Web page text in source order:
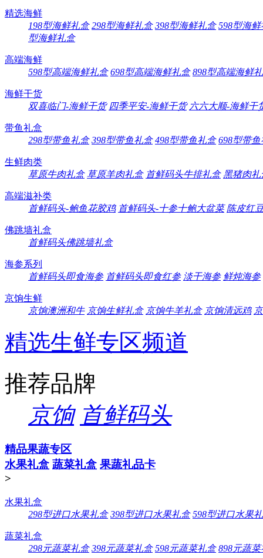
精选海鲜
198型海鲜礼盒 298型海鲜礼盒 398型海鲜礼盒 598型海鲜
型海鲜礼盒
高端海鲜
598型高端海鲜礼盒 698型高端海鲜礼盒 898型高端海鲜
海鲜干货
双喜临门-海鲜干货 四季平安-海鲜干货 六六大顺-海鲜干
带鱼礼盒
298型带鱼礼盒 398型带鱼礼盒 498型带鱼礼盒 698型带鱼
生鲜肉类
草原牛肉礼盒 草原羊肉礼盒 首鲜码头牛排礼盒 黑猪肉礼
高端滋补类
首鲜码头-鲍鱼花胶鸡 首鲜码头-十参十鲍大盆菜 陈皮红
佛跳墙礼盒
首鲜码头佛跳墙礼盒
海参系列
首鲜码头即食海参 首鲜码头即食红参 淡干海参 鲜炖海参
京饷生鲜
京饷澳洲和牛 京饷生鲜礼盒 京饷牛羊礼盒 京饷清远鸡
精选生鲜专区频道
推荐品牌
京饷 首鲜码头
精品果蔬专区
水果礼盒 蔬菜礼盒 果蔬礼品卡
>
水果礼盒
298型进口水果礼盒 398型进口水果礼盒 598型进口水果
蔬菜礼盒
298元蔬菜礼盒 398元蔬菜礼盒 598元蔬菜礼盒 898元蔬菜